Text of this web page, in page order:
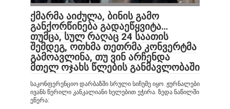
ქმარმა აიძულა, ბინის გამო
განქორწინება გადაეწყვიტა…
თუმცა, სულ რაღაც 24 საათის
შემდეგ, ოთხმა თეთრმა კონვერტმა
გამოავლინა, თუ ვინ არჩენდა
მთელ ოჯახს წლების განმავლობაში
საკონფერენციო დარბაზში სრული სიჩუმე იყო. ჟურნალები
ივანს წერილი კანკალიანი ხელებით ეჭირა. ზედა ნაწილში
ეწერა: